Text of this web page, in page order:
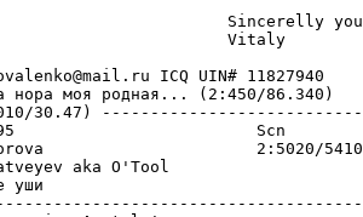
Sincerelly
Vitaly
ICQ UIN# 11827940
нора моя pодная... (2:450/86.340)
30.47)
из 1295
2:5020/
aka O'Tool
: